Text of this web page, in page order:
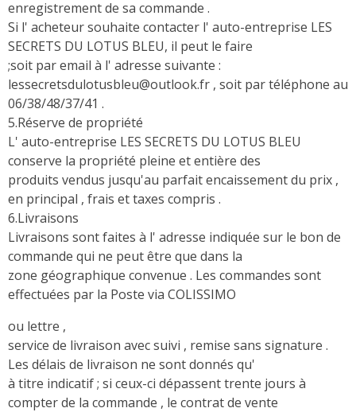
enregistrement de sa commande .
Si l' acheteur souhaite contacter l' auto-entreprise LES
SECRETS DU LOTUS BLEU, il peut le faire
;soit par email à l' adresse suivante :
lessecretsdulotusbleu@outlook.fr , soit par téléphone au
06/38/48/37/41 .
5.Réserve de propriété
L' auto-entreprise LES SECRETS DU LOTUS BLEU
conserve la propriété pleine et entière des
produits vendus jusqu'au parfait encaissement du prix ,
en principal , frais et taxes compris .
6.Livraisons
Livraisons sont faites à l' adresse indiquée sur le bon de
commande qui ne peut être que dans la
zone géographique convenue . Les commandes sont
effectuées par la Poste via COLISSIMO
ou lettre ,
service de livraison avec suivi , remise sans signature .
Les délais de livraison ne sont donnés qu'
à titre indicatif ; si ceux-ci dépassent trente jours à
compter de la commande , le contrat de vente